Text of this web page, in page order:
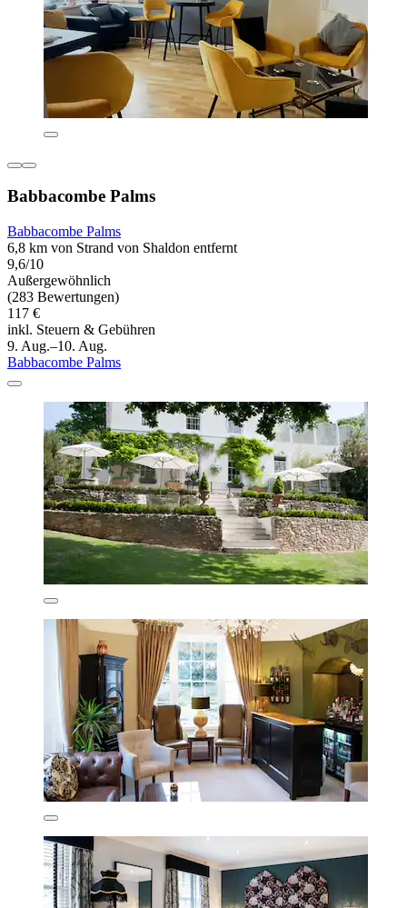
Babbacombe Palms
Babbacombe Palms
6,8 km von Strand von Shaldon entfernt
9,6/10
Außergewöhnlich
(283 Bewertungen)
117 €
inkl. Steuern & Gebühren
9. Aug.–10. Aug.
Babbacombe Palms